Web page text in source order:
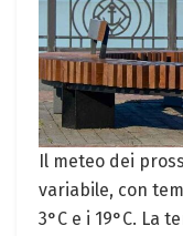
Il meteo dei
variabile, con
3°C e i 19°C. La